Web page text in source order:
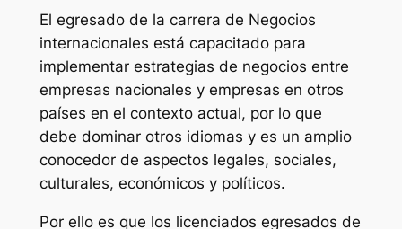
El egresado de la carrera de Negocios
internacionales está capacitado para
implementar estrategias de negocios entre
empresas nacionales y empresas en otros
países en el contexto actual, por lo que
debe dominar otros idiomas y es un amplio
conocedor de aspectos legales, sociales,
culturales, económicos y políticos.
Por ello es que los licenciados egresados de